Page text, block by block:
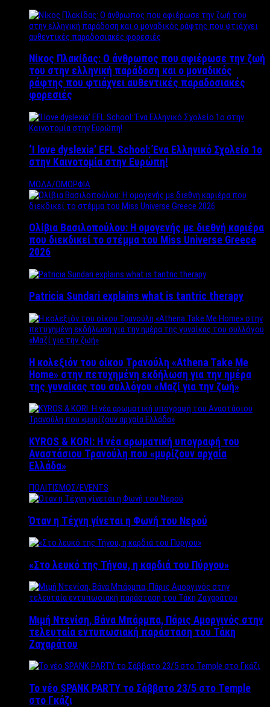
Νίκος Πλακίδας: O άνθρωπος που αφιέρωσε την ζωή
του στην ελληνική παράδοση και ο μοναδικός
ράφτης που φτιάχνει αυθεντικές παραδοσιακές
φορεσιές
‘Ι love dyslexia’ EFL School: Ένα Ελληνικό Σχολείo 1ο
στην Καινοτομία στην Ευρώπη!
ΜΟΔΑ/ΟΜΟΡΦΙΑ
Ολίβια Βασιλοπούλου: Η ομογενής με διεθνή καριέρα
που διεκδικεί το στέμμα του Miss Universe Greece
2026
Patricia Sundari explains what is tantric therapy
Η κολεξιόν του οίκου Τρανούλη «Athena Take Me
Home» στην πετυχημένη εκδήλωση για την ημέρα
της γυναίκας του συλλόγου «Μαζί για την ζωή»
KYROS & KORI: Η νέα αρωματική υπογραφή του
Αναστάσιου Τρανούλη που «μυρίζουν αρχαία
Ελλάδα»
ΠΟΛΙΤΙΣΜΟΣ/EVENTS
Όταν η Τέχνη γίνεται η Φωνή του Νερού
«Στο λευκό της Τήνου, η καρδιά του Πύργου»
Μιμή Ντενίση, Βάνα Μπάρμπα, Πάρις Αμοργινός στην
τελευταία εντυπωσιακή παράσταση του Τάκη
Ζαχαράτου
Το νέο SPANK PARTY το Σάββατο 23/5 στο Temple
στο Γκάζι